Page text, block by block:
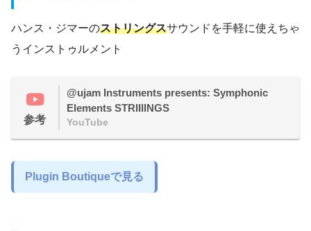
ハンス・ジマーのストリングスサウンドを手軽に使えちゃ
うインストゥルメント
参考
@ujam Instruments presents: Symphonic
Elements STRIIIINGS
YouTube
Plugin Boutiqueで見る